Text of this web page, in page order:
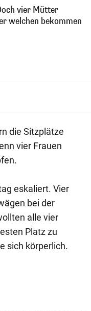
vier Mütter
welchen bekommen
die Sitzplätze
vier Frauen
eskaliert. Vier
bei der
alle vier
Platz zu
sich körperlich.